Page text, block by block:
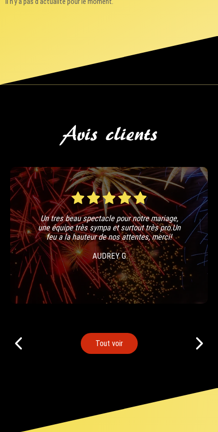
Avis clients
Un tres beau spectacle pour notre mariage,
une équipee très sympa et surtout très pro.Un
feu a la hauteur de nos attentes, merci!
AUDREY G
Tout voir